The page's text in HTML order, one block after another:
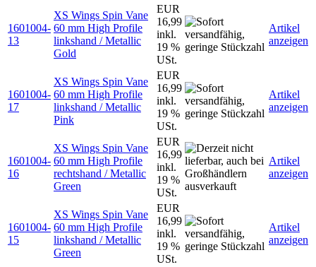
1601004-
13
XS Wings Spin Vane
60 mm High Profile
linkshand / Metallic
Gold
EUR
16,99
inkl.
19 %
USt.
Artikel
anzeigen
1601004-
17
XS Wings Spin Vane
60 mm High Profile
linkshand / Metallic
Pink
EUR
16,99
inkl.
19 %
USt.
Artikel
anzeigen
1601004-
16
XS Wings Spin Vane
60 mm High Profile
rechtshand / Metallic
Green
EUR
16,99
inkl.
19 %
USt.
Artikel
anzeigen
1601004-
15
XS Wings Spin Vane
60 mm High Profile
linkshand / Metallic
Green
EUR
16,99
inkl.
19 %
USt.
Artikel
anzeigen